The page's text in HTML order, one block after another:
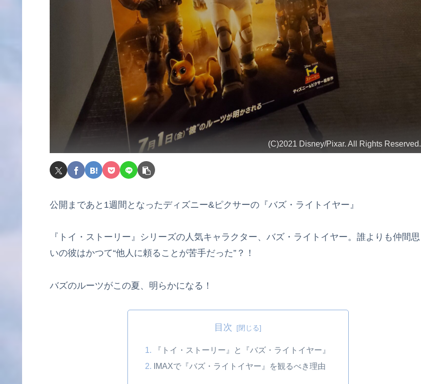
(C)2021 Disney/Pixar. All Rights Reserved.
公開まであと1週間となったディズニー&ピクサーの『バズ・ライトイヤー』
『トイ・ストーリー』シリーズの人気キャラクター、バズ・ライトイヤー。誰よりも仲間思
いの彼はかつて“他人に頼ることが苦手だった”？！
バズのルーツがこの夏、明らかになる！
目次
『トイ・ストーリー』と『バズ・ライトイヤー』
IMAXで『バズ・ライトイヤー』を観るべき理由